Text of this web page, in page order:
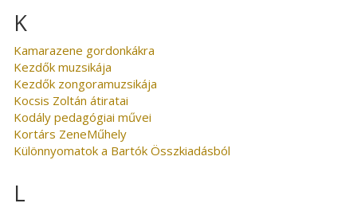
K
Kamarazene gordonkákra
Kezdők muzsikája
Kezdők zongoramuzsikája
Kocsis Zoltán átiratai
Kodály pedagógiai művei
Kortárs ZeneMűhely
Különnyomatok a Bartók Összkiadásból
L